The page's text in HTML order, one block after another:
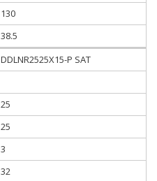
130
38.5
DDLNR2525X15-P SAT
25
25
3
32